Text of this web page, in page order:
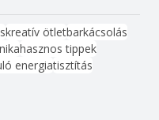
kreatív ötletbarkácsolás
hasznos tippek
energiatisztítás